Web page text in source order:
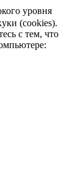
уровня
(cookies).
с тем, что